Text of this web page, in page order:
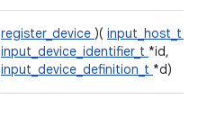
register_device )( input_host_t
input_device_identifier_t *id,
input_device_definition_t *d)